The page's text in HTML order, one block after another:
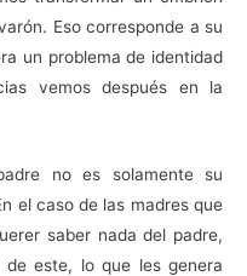
Eso corresponde a su
un problema de identidad
vemos después en la
no es solamente su
el caso de las madres que
saber nada del padre,
este, lo que les genera